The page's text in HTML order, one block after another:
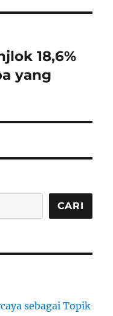
18,6%
yang
CARI
sebagai Topik